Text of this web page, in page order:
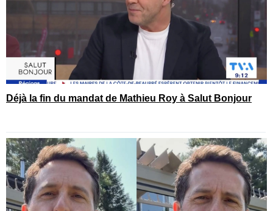
Déjà la fin du mandat de Mathieu Roy à Salut Bonjour